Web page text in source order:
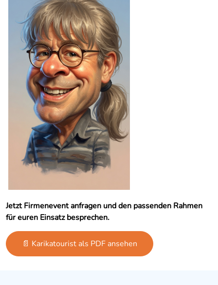
Jetzt Firmenevent anfragen und den passenden Rahmen
für euren Einsatz besprechen.
📄 Karikatourist als PDF ansehen